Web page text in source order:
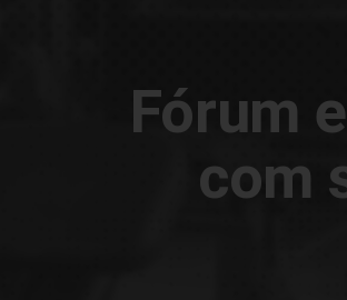
Fórum
com